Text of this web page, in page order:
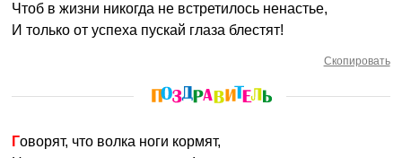
Чтоб в жизни никогда не встретилось ненастье,
И только от успеха пускай глаза блестят!
Скопировать
Говорят, что волка ноги кормят,